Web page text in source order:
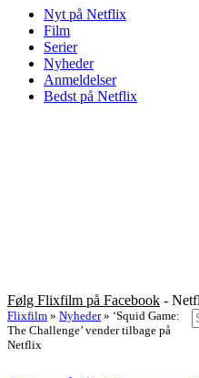
Nyt på Netflix
Film
Serier
Nyheder
Anmeldelser
Bedst på Netflix
Følg Flixfilm på Facebook -
Flixfilm » Nyheder » ‘Squid Game:
The Challenge’ vender tilbage på
Netflix